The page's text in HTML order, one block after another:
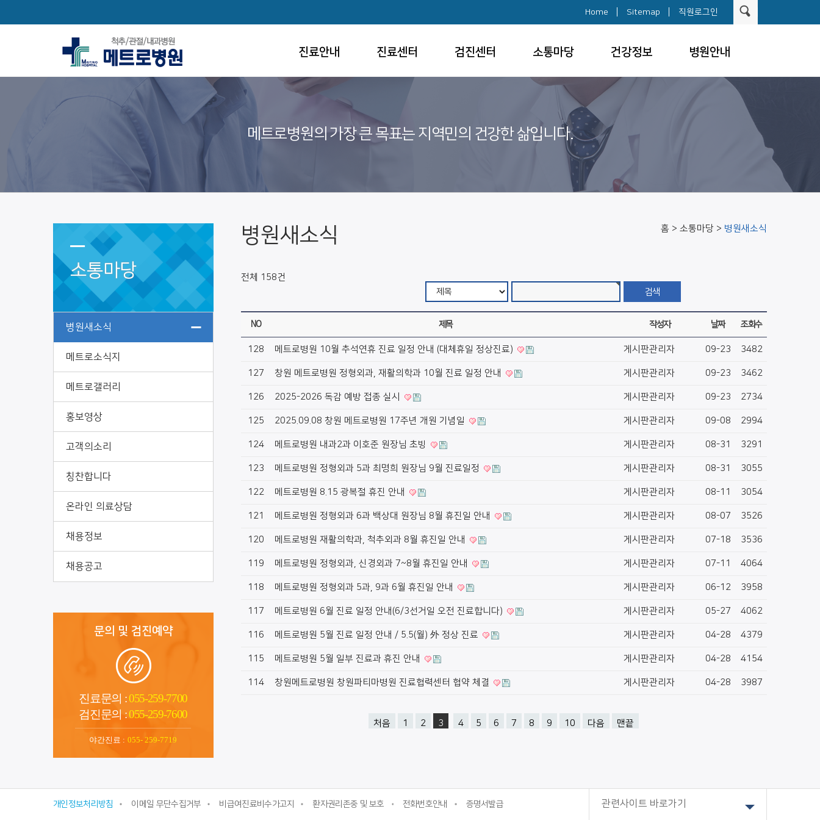
Home Sitemap 직원로그인
진료안내 진료센터 검진센터 소통마당 건강정보 병원안내
메트로병원의 가장 큰 목표는 지역민의 건강한 삶입니다.
소통마당
병원새소식
메트로소식지
메트로갤러리
홍보영상
고객의소리
칭찬합니다
온라인 의료상담
채용정보
채용공고
문의 및 검진예약
진료문의 :055-259-7700
검진문의 :055-259-7600
야간진료 : 055- 259-7719
병원새소식 홈 > 소통마당 > 병원새소식
전체 158건
NO 제목 작성자 날짜 조회수
128 메트로병원 10월 추석연휴 진료 일정 안내 (대체휴일 정상진료) 게시판관리자 09-23 3482
127 창원 메트로병원 정형외과, 재활의학과 10월 진료 일정 안내 게시판관리자 09-23 3462
126 2025-2026 독감 예방 접종 실시 게시판관리자 09-23 2734
125 2025.09.08 창원 메트로병원 17주년 개원 기념일 게시판관리자 09-08 2994
124 메트로병원 내과2과 이호준 원장님 초빙 게시판관리자 08-31 3291
123 메트로병원 정형외과 5과 최명희 원장님 9월 진료일정 게시판관리자 08-31 3055
122 메트로병원 8.15 광복절 휴진 안내 게시판관리자 08-11 3054
121 메트로병원 정형외과 6과 백상대 원장님 8월 휴진일 안내 게시판관리자 08-07 3526
120 메트로병원 재활의학과, 척추외과 8월 휴진일 안내 게시판관리자 07-18 3536
119 메트로병원 정형외과, 신경외과 7~8월 휴진일 안내 게시판관리자 07-11 4064
118 메트로병원 정형외과 5과, 9과 6월 휴진일 안내 게시판관리자 06-12 3958
117 메트로병원 6월 진료 일정 안내(6/3선거일 오전 진료합니다) 게시판관리자 05-27 4062
116 메트로병원 5월 진료 일정 안내 / 5.5(월) 外 정상 진료 게시판관리자 04-28 4379
115 메트로병원 5월 일부 진료과 휴진 안내 게시판관리자 04-28 4154
114 창원메트로병원 창원파티마병원 진료협력센터 협약 체결 게시판관리자 04-28 3987
처음 1 2 3 4 5 6 7 8 9 10 다음 맨끝
개인정보처리방침 이메일 무단수집거부 비급여진료비수가고지 환자권리존중 및 보호 전화번호안내 증명서발급 관련사이트 바로가기